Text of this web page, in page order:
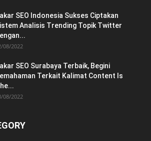
SEO Indonesia Sukses Ciptakan
Analisis Trending Topik Twitter
08/2022
SEO Surabaya Terbaik, Begini
Terkait Kalimat Content Is
08/2022